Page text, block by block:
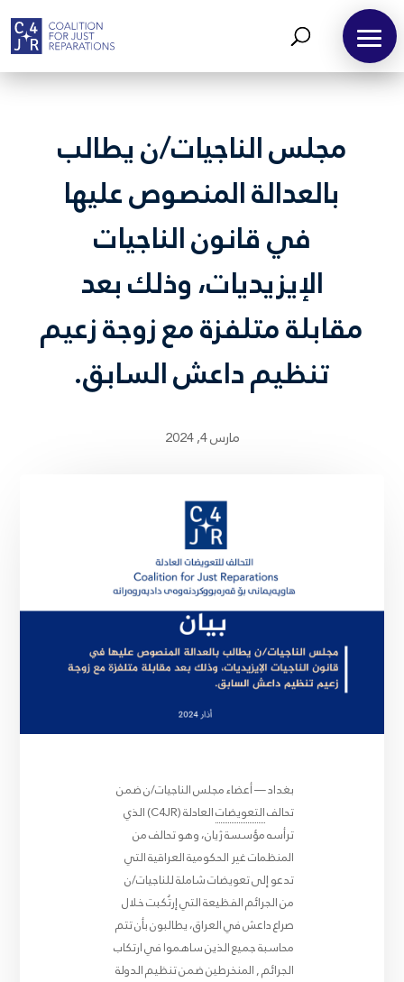
مجلس الناجيات/ن يطالب
بالعدالة المنصوص عليها
في قانون الناجيات
الإيزيديات، وذلك بعد
مقابلة متلفزة مع زوجة زعيم
تنظيم داعش السابق.
مارس 4, 2024
بغداد — أعضاء مجلس الناجيات/ن ضمن
تحالفالتعويضات
العادلة (C4JR) الذي
ترأسه مؤسسة ژيان، وهو تحالف من
المنظمات غير الحكومية العراقية التي
تدعو إلى تعويضات شاملة للناجيات/ن
من الجرائم الفظيعة التي إرتُكبت خلال
صراع داعش في العراق، يطالبون بأن تتم
محاسبة جميع الذين ساهموا في ارتكاب
الجرائم , المنخرطين ضمن تنظيم الدولة